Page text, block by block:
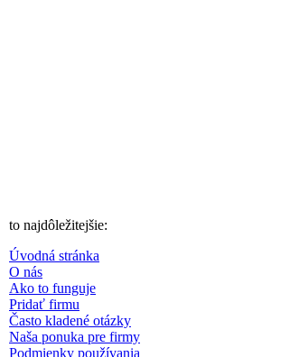
to najdôležitejšie:
Úvodná stránka
O nás
Ako to funguje
Pridať firmu
Často kladené otázky
Naša ponuka pre firmy
Podmienky používania